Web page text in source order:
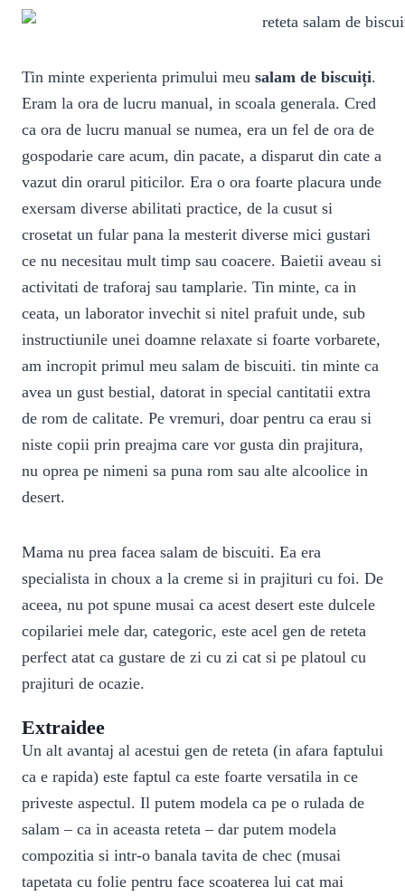
Tin minte experienta primului meu salam de biscuiți.
Eram la ora de lucru manual, in scoala generala. Cred
ca ora de lucru manual se numea, era un fel de ora de
gospodarie care acum, din pacate, a disparut din cate a
vazut din orarul piticilor. Era o ora foarte placura unde
exersam diverse abilitati practice, de la cusut si
crosetat un fular pana la mesterit diverse mici gustari
ce nu necesitau mult timp sau coacere. Baietii aveau si
activitati de traforaj sau tamplarie. Tin minte, ca in
ceata, un laborator invechit si nitel prafuit unde, sub
instructiunile unei doamne relaxate si foarte vorbarete,
am incropit primul meu salam de biscuiti. tin minte ca
avea un gust bestial, datorat in special cantitatii extra
de rom de calitate. Pe vremuri, doar pentru ca erau si
niste copii prin preajma care vor gusta din prajitura,
nu oprea pe nimeni sa puna rom sau alte alcoolice in
desert.
Mama nu prea facea salam de biscuiti. Ea era
specialista in choux a la creme si in prajituri cu foi. De
aceea, nu pot spune musai ca acest desert este dulcele
copilariei mele dar, categoric, este acel gen de reteta
perfect atat ca gustare de zi cu zi cat si pe platoul cu
prajituri de ocazie.
Extraidee
Un alt avantaj al acestui gen de reteta (in afara faptului
ca e rapida) este faptul ca este foarte versatila in ce
priveste aspectul. Il putem modela ca pe o rulada de
salam – ca in aceasta reteta – dar putem modela
compozitia si intr-o banala tavita de chec (musai
tapetata cu folie pentru face scoaterea lui cat mai